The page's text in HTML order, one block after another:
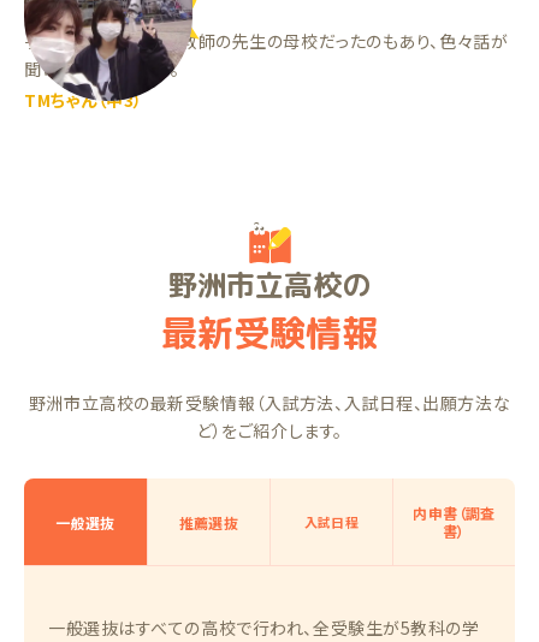
が上がりました！
子供の志望校が家庭教師の先生の母校だったのもあり、色々話が
聞けて良かったです。
TMちゃん（中3）
野洲市立高校の
最新受験情報
野洲市立高校の最新受験情報（入試方法、入試日程、出願方法な
ど）をご紹介します。
一般選抜 推薦選抜 入試日程
内申書（調査
書）
一般選抜はすべての高校で行われ、全受験生が5教科の学